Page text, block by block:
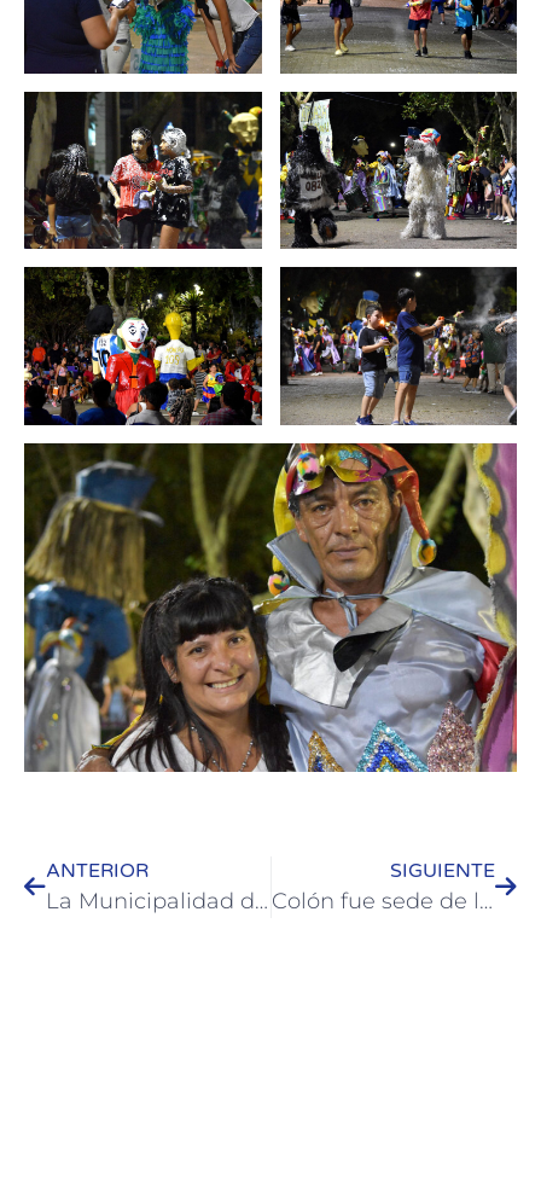
ANTERIOR
La Municipalidad de Colón trabaja junto a la Provincia en el Programa de Saneamiento del Río Uruguay
SIGUIENTE
Colón fue sede de la tercera edición del Triatlón “Jeep” Costa del Río Uruguay